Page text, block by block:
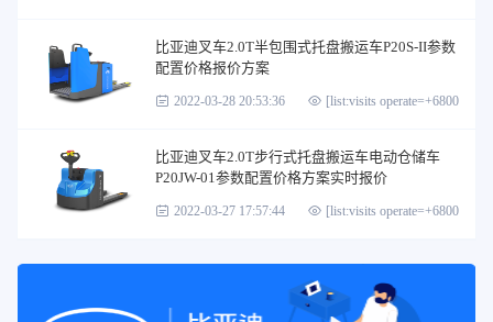
比亚迪叉车2.0T半包围式托盘搬运车P20S-II参数
配置价格报价方案
2022-03-28 20:53:36 [list:visits operate=+6800]
比亚迪叉车2.0T步行式托盘搬运车电动仓储车
P20JW-01参数配置价格方案实时报价
2022-03-27 17:57:44 [list:visits operate=+6800]